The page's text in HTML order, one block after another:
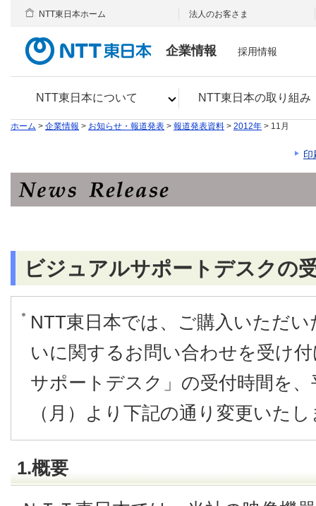
企業情報
NTT東日本について NTT東日本の取り組み
NTT東日本ホーム 法人のお客さま
採用情報
ホーム > 企業情報 > お知らせ・報道発表 > 報道発表資料 > 2012年 > 11月
印
ビジュアルサポートデスクの
NTT東日本では、ご購入いただ
いに関するお問い合わせを受け
サポートデスク」の受付時間を、
（月）より下記の通り変更いた
1.概要